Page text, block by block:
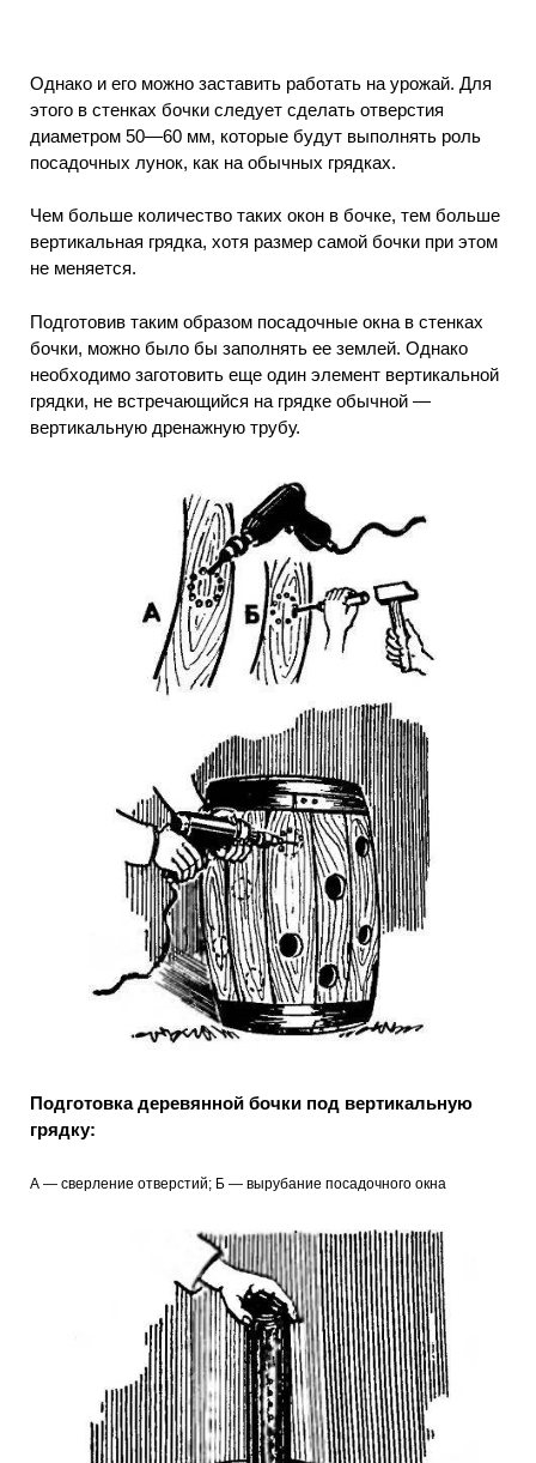
Однако и его можно заставить работать на урожай. Для
этого в стенках бочки следует сделать отверстия
диаметром 50—60 мм, которые будут выполнять роль
посадочных лунок, как на обычных грядках.
Чем больше количество таких окон в бочке, тем больше
вертикальная грядка, хотя размер самой бочки при этом
не меняется.
Подготовив таким образом посадочные окна в стенках
бочки, можно было бы заполнять ее землей. Однако
необходимо заготовить еще один элемент вертикальной
грядки, не встречающийся на грядке обычной —
вертикальную дренажную трубу.
Подготовка деревянной бочки под вертикальную
грядку:
А — сверление отверстий; Б — вырубание посадочного окна